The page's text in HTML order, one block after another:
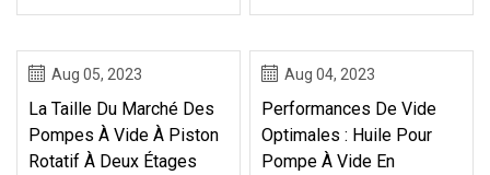
Aug 05, 2023
La Taille Du Marché Des
Pompes À Vide À Piston
Rotatif À Deux Étages
Aug 04, 2023
Performances De Vide
Optimales : Huile Pour
Pompe À Vide En